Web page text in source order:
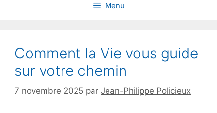
Menu
Comment la Vie vous guide
sur votre chemin
7 novembre 2025 par Jean-Philippe Policieux